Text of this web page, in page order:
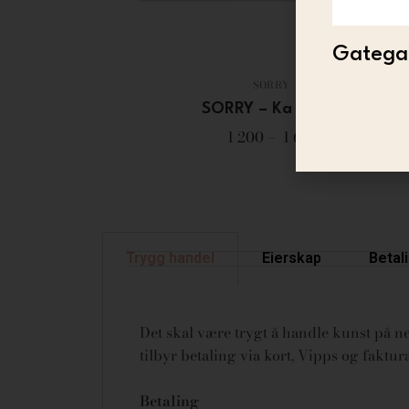
SORRY
SORRY – Ka faen?
1 200 1 600
Eierskap
Det skal være trygt å handle kunst på
tilbyr betaling via kort, Vipps og
Betaling